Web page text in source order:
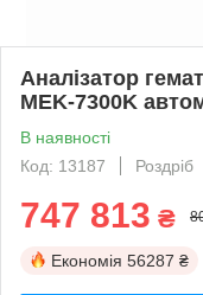
Аналізатор
MEK-7300K
В наявності
Код: 13187
Роздріб
747 813 ₴
Економія 56287 ₴